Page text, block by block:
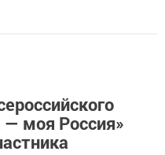
— моя Россия»